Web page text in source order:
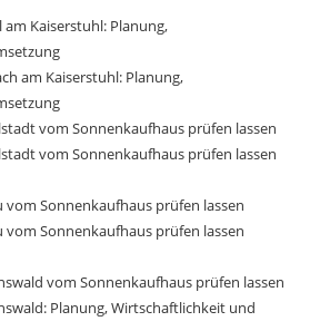
Kaiserstuhl: Planung,
am Kaiserstuhl: Planung,
vom Sonnenkaufhaus prüfen lassen
vom Sonnenkaufhaus prüfen lassen
vom Sonnenkaufhaus prüfen lassen
vom Sonnenkaufhaus prüfen lassen
vom Sonnenkaufhaus prüfen lassen
Planung, Wirtschaftlichkeit und